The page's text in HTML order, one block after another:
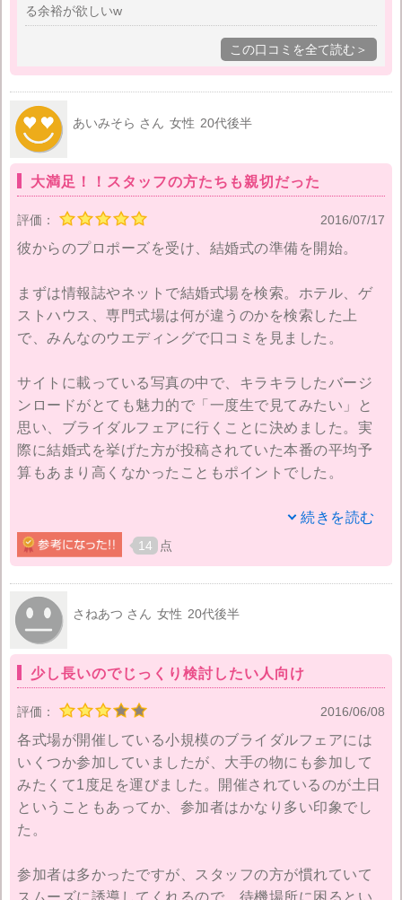
出てきて、私たちに向かってメッセージをいうので
す。わざとらしさが滲み出ていて、すこし引いてしま
いました。他の会場を否定するなんて、反則ですし、
る余裕が欲しいw
この口コミを全て読む＞
あいみそら さん 女性 20代後半
大満足！！スタッフの方たちも親切だった
評価： 2016/07/17
彼からのプロポーズを受け、結婚式の準備を開始。
まずは情報誌やネットで結婚式場を検索。ホテル、ゲ
ストハウス、専門式場は何が違うのかを検索した上
で、みんなのウエディングで口コミを見ました。
サイトに載っている写真の中で、キラキラしたバージ
ンロードがとても魅力的で「一度生で見てみたい」と
思い、ブライダルフェアに行くことに決めました。実
際に結婚式を挙げた方が投稿されていた本番の平均予
算もあまり高くなかったこともポイントでした。
外から見た感じはそんなに派手さもなく、スタイリッ
シュなイメージ。中へ入るとスタッフの方が丁寧に案
内してくれ、案内して下さったスタッフの方も言葉遣
いも柔らかく好印象でした。また私達は子供も同伴だ
ったので、（私は子連れ再婚）子供に対しての対応も
すごく優しかったのも嬉しかったです。
まずはバージンロードの見学。第一に思ったことは
き詰められたバージンロードはとてもキラキラしてい
て、自分がドレスを着ている姿を思わず想像してしま
います。
そして、なんといってもとても良かったのが一番大き
な披露宴会場。重厚感たっぷりな会場で見る巨大スク
イブカメラもあり、披露宴中もスクリーンに新郎新婦
続きを読む
14 点
さねあつ さん 女性 20代後半
少し長いのでじっくり検討したい人向け
評価： 2016/06/08
各式場が開催している小規模のブライダルフェアには
いくつか参加していましたが、大手の物にも参加して
みたくて1度足を運びました。開催されているのが土日
ということもあってか、参加者はかなり多い印象でし
た。
参加者は多かったですが、スタッフの方が慣れていて
スムーズに誘導してくれるので、待機場所に困るとい